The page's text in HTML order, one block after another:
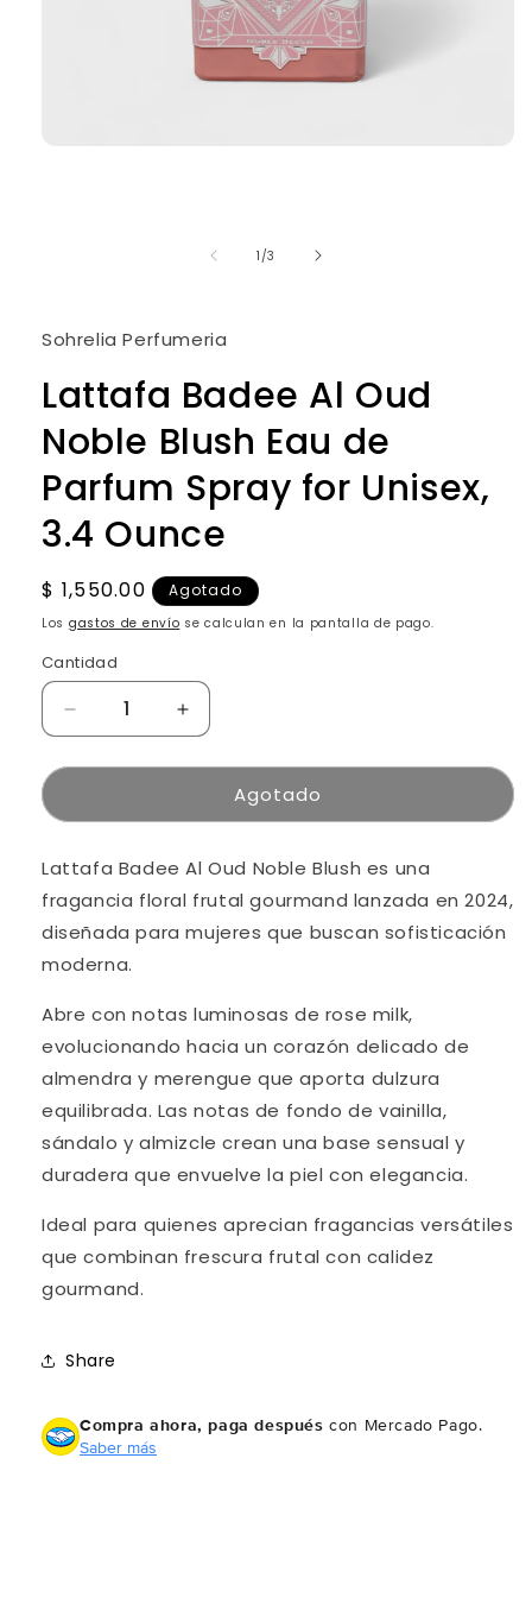
1 /de
3
Sohrelia Perfumeria
Lattafa Badee Al Oud
Noble Blush Eau de
Parfum Spray for Unisex,
3.4 Ounce
Precio
habitual
$ 1,550.00 Agotado
Los gastos de envío se calculan en la pantalla de pago.
Cantidad
Reducir
cantidad
para
Badee
Oud
Noble
Blush
Eau
de
Spray
for
Unisex,
Ounce
Aumentar
cantidad
para
Lattafa
Badee
Oud
Noble
Eau
Spray
for
Ounce
Agotado
Lattafa Badee Al Oud Noble Blush es una
fragancia floral frutal gourmand lanzada en 2024,
diseñada para mujeres que buscan sofisticación
moderna.
Abre con notas luminosas de rose milk,
evolucionando hacia un corazón delicado de
almendra y merengue que aporta dulzura
equilibrada. Las notas de fondo de vainilla,
sándalo y almizcle crean una base sensual y
duradera que envuelve la piel con elegancia.
Ideal para quienes aprecian fragancias versátiles
que combinan frescura frutal con calidez
gourmand.
Share
Compra ahora, paga después con Mercado Pago.
Saber más
Compra ahora y paga a meses
1 Agrega tu producto al carrito yelige
2 En tu cuenta de Mercado Pago,elige
la cantidad de mesesy confirma.
3 Paga mes a mescon saldo disponible,
débito u otros medios.
¿Tienes dudas? Consulta nuestra
Ayuda.